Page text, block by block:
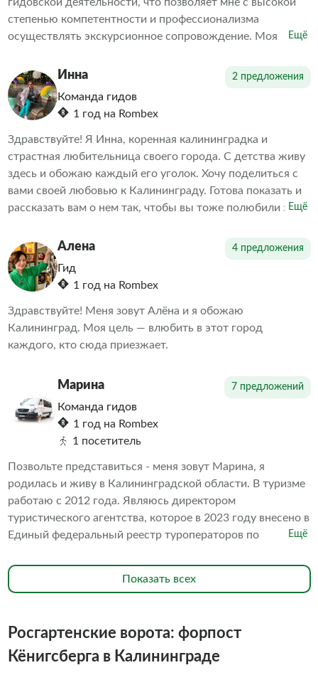
степенью компетентности и профессионализма
осуществлять экскурсионное сопровождение. Моя
практике и глубоком понимании специфики данной
области.
Ещё
Инна 2 предложения
Команда гидов
1 год на Rombex
Здравствуйте! Я Инна, коренная калининградка и
страстная любительница своего города. С детства живу
здесь и обожаю каждый его уголок. Хочу поделиться с
вами своей любовью к Калининграду. Готова показать и
рассказать вам о нем так, чтобы вы тоже полюбили этот
Ещё
Алена 4 предложения
Гид
1 год на Rombex
Здравствуйте! Меня зовут Алёна и я обожаю
Калининград. Моя цель — влюбить в этот город
каждого, кто сюда приезжает.
Марина 7 предложений
Команда гидов
1 год на Rombex
1 посетитель
Позвольте представиться - меня зовут Марина, я
родилась и живу в Калининградской области. В туризме
работаю с 2012 года. Являюсь директором
туристического агентства, которое в 2023 году внесено в
Единый федеральный реестр туроператоров по
экскурсовод в замке Тапиау, Башни Востока. Имею
аккредитацию по проведению экскурсий в
экскурсовод кафедрального собора.
Ещё
Показать всех
Росгартенские ворота: форпост
Кёнигсберга в Калининграде